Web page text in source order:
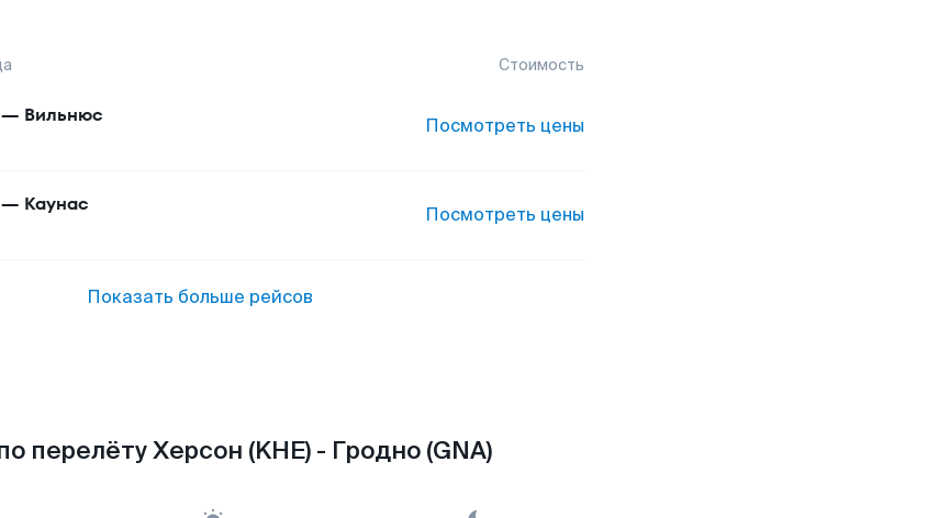
Стоимость
— Вильнюс Посмотреть цены
— Каунас Посмотреть цены
Показать больше рейсов
перелёту Херсон (KHE) - Гродно (GNA)